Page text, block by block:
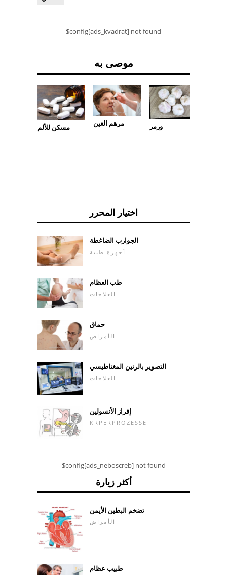
$config[ads_kvadrat] not found
موصى به
مسكن للألم مرهم العين ورمر
اختيار المحرر
الجوارب الضاغطة
أجهزة طبية
طب العظام
العلاجات
حماق
الأمراض
التصوير بالرنين المغناطيسي
العلاجات
إفراز الأنسولين
KRPERPROZESSE
$config[ads_neboscreb] not found
أكثر زيارة
تضخم البطين الأيمن
الأمراض
طبيب عظام